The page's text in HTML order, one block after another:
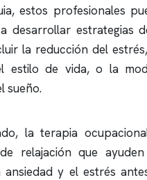
estos profesionales
desarrollar estrategias
la reducción del
estilo de vida, o la
sueño.
la terapia
relajación que
ansiedad y el estrés